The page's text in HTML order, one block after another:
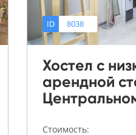
ID 8038
Хостел с
арендной
Стоимость: